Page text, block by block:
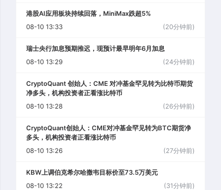
港股AI应用板块持续回落，MiniMax跌超5%
08-10 13:33
(20分钟前)
瑞士央行加息预期推迟，现预计最早明年6月加息
08-10 13:29
(24分钟前)
CryptoQuant 创始人：CME 对冲基金罕见转为比特币期货
净多头，机构投资者正看涨比特币
08-10 13:28
(26分钟前)
CryptoQuant创始人：CME对冲基金罕见转为BTC期货净
多头，机构投资者正看涨比特币
08-10 13:26
(27分钟前)
KBW上调伯克希尔哈撒韦目标价至73.5万美元
08-10 13:22
(31分钟前)